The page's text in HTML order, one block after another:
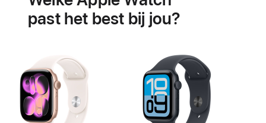
hartgezondheid
past het best bij jou?